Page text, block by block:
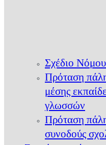
Σχέδιο
Πρόταση
μέσης
γλωσσών
Πρόταση
συνοδούς